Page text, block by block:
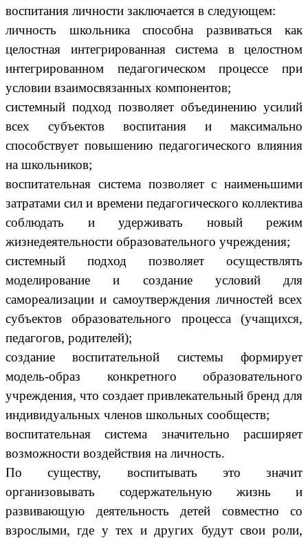
воспитания личности заключается в следующем:
личность школьника способна развиваться как
целостная интегрированная система в целостном
интегрированном педагогическом процессе при
условии взаимосвязанных компонентов;
системный подход позволяет объединению усилий
всех субъектов воспитания и максимально
способствует повышению педагогического влияния
на школьников;
воспитательная система позволяет с наименьшими
затратами сил и времени педагогического коллектива
соблюдать и удерживать новый режим
жизнедеятельности образовательного учреждения;
системный подход позволяет осуществлять
моделирование и создание условий для
самореализации и самоутверждения личностей всех
субъектов образовательного процесса (учащихся,
педагогов, родителей);
создание воспитательной системы формирует
модель-образ конкретного образовательного
учреждения, что создает привлекательный бренд для
индивидуальных членов школьных сообществ;
воспитательная система значительно расширяет
возможности воздействия на личность.
По существу, воспитывать это значит
организовывать содержательную жизнь и
развивающую деятельность детей совместно со
взрослыми, где у тех и других будут свои роли,